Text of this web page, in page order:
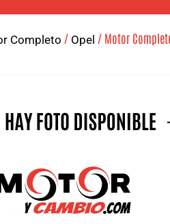
Completo / Opel / Motor